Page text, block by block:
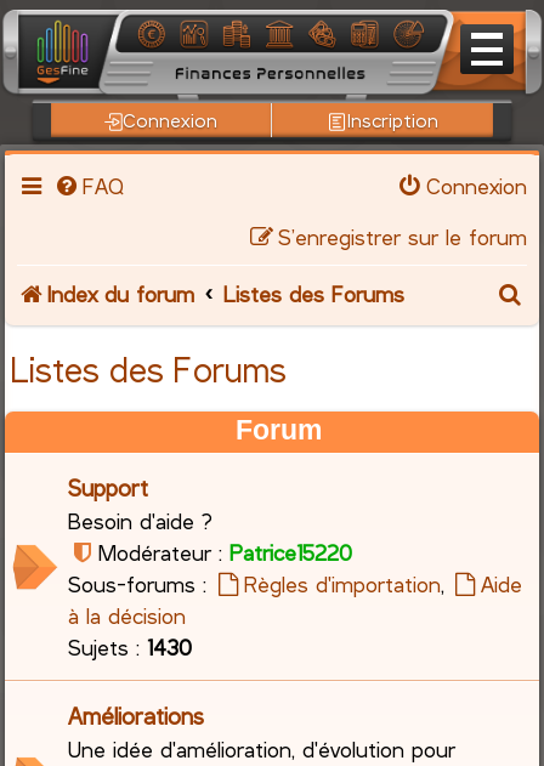
Connexion Inscription
FAQ
Connexion
S’enregistrer sur le forum
Index du forum Listes des Forums
Listes des Forums
Forum
Support
Besoin d'aide ?
Modérateur : Patrice15220
Sous-forums :
Règles d'importation,
Aide
à la décision
Sujets :1430
Améliorations
Une idée d'amélioration, d'évolution pour